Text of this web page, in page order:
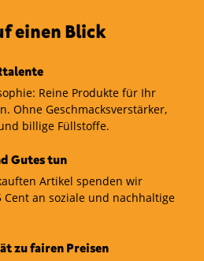
einen Blick
Reine Produkte für Ihr
Ohne Geschmacksverstärker,
billige Füllstoffe.
Gutes tun
Artikel spenden wir
Cent an soziale und nachhaltige
zu fairen Preisen